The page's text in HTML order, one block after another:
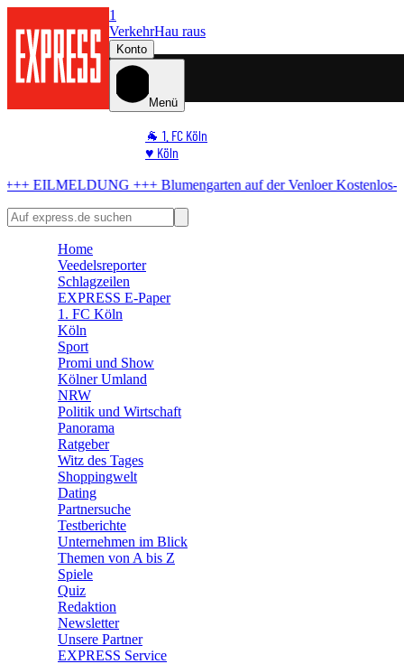
1
VerkehrHau raus
Konto
Menü
🐐 1. FC Köln
♥️ Köln
🏆 Sport
+++Blumengarten auf der VenloerKostenlos-Konzert in Köln
Home
Veedelsreporter
Schlagzeilen
EXPRESS E-Paper
1. FC Köln
Köln
Sport
Promi und Show
Kölner Umland
NRW
Politik und Wirtschaft
Panorama
Ratgeber
Witz des Tages
Shoppingwelt
Dating
Partnersuche
Testberichte
Unternehmen im Blick
Themen von A bis Z
Spiele
Quiz
Redaktion
Newsletter
Unsere Partner
EXPRESS Service